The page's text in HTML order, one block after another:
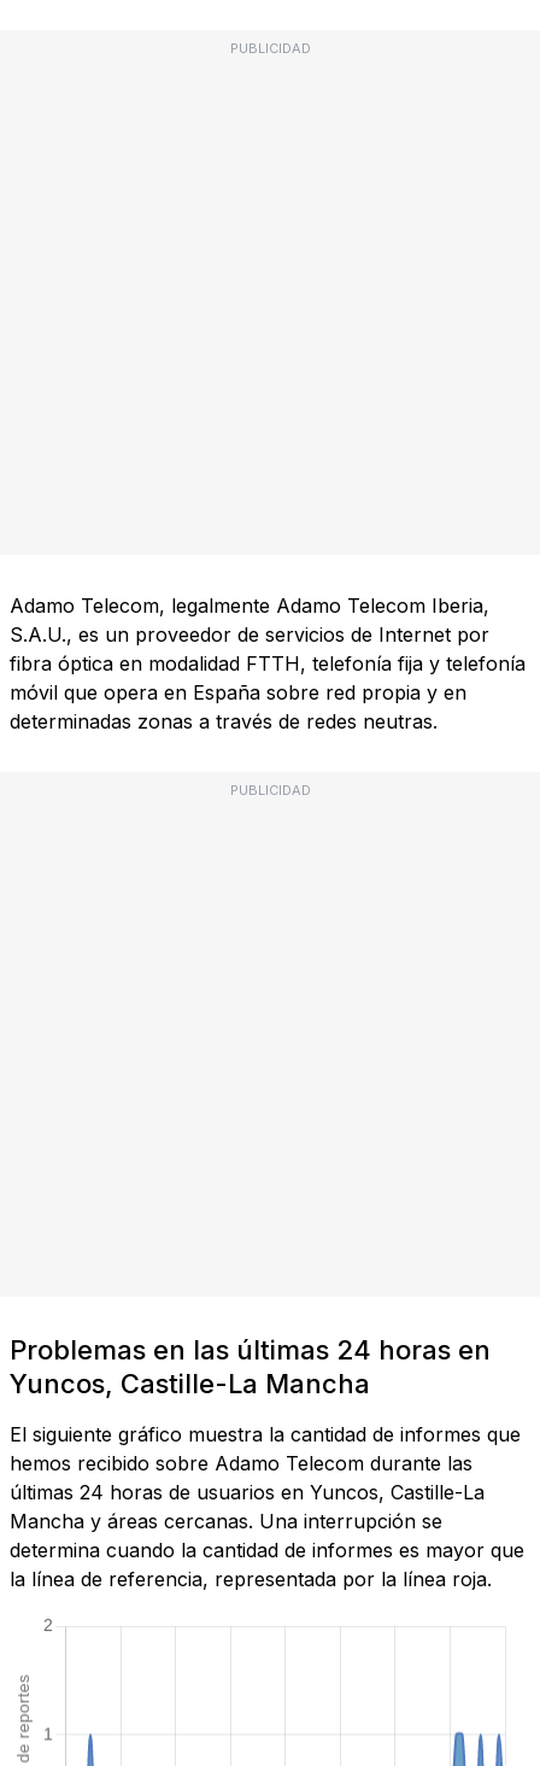
PUBLICIDAD
Adamo Telecom, legalmente Adamo Telecom Iberia,
S.A.U., es un proveedor de servicios de Internet por
fibra óptica en modalidad FTTH, telefonía fija y telefonía
móvil que opera en España sobre red propia y en
determinadas zonas a través de redes neutras.
PUBLICIDAD
Problemas en las últimas 24 horas en
Yuncos, Castille-La Mancha
El siguiente gráfico muestra la cantidad de informes que
hemos recibido sobre Adamo Telecom durante las
últimas 24 horas de usuarios en Yuncos, Castille-La
Mancha y áreas cercanas. Una interrupción se
determina cuando la cantidad de informes es mayor que
la línea de referencia, representada por la línea roja.